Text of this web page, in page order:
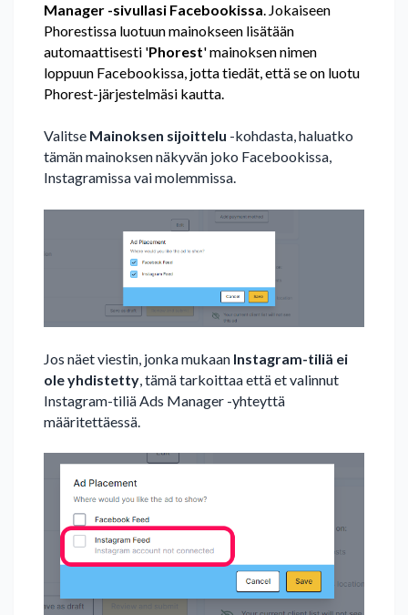
Manager -sivullasi Facebookissa. Jokaiseen
Phorestissa luotuun mainokseen lisätään
automaattisesti 'Phorest' mainoksen nimen
loppuun Facebookissa, jotta tiedät, että se on luotu
Phorest-järjestelmäsi kautta.
Valitse Mainoksen sijoittelu -kohdasta, haluatko
tämän mainoksen näkyvän joko Facebookissa,
Instagramissa vai molemmissa.
Jos näet viestin, jonka mukaan Instagram-tiliä ei
ole yhdistetty, tämä tarkoittaa että et valinnut
Instagram-tiliä Ads Manager -yhteyttä
määritettäessä.